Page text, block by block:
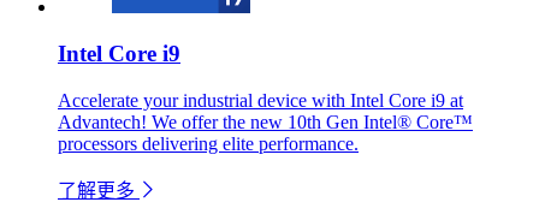
Intel Core i9
Accelerate your industrial device with Intel Core i9 at
Advantech! We offer the new 10th Gen Intel® Core™
processors delivering elite performance.
了解更多